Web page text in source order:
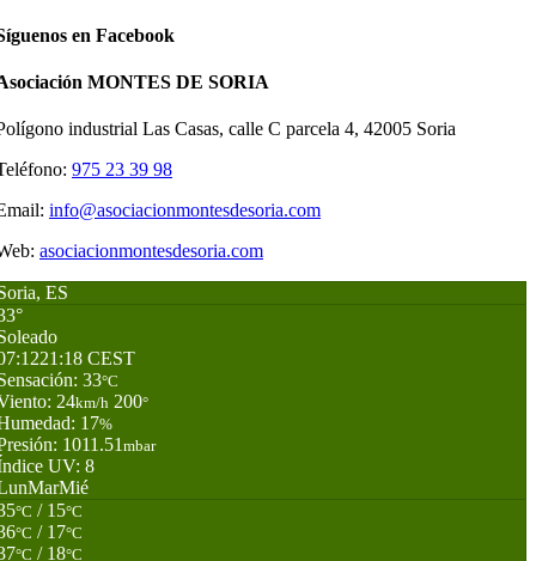
en Facebook
MONTES DE SORIA
industrial Las Casas, calle C parcela 4, 42005 Soria
975 23 39 98
info@asociacionmontesdesoria.com
asociacionmontesdesoria.com
ES
21:18 CEST
33°C
24km/h 200°
17%
1011.51 mbar
UV: 8
MarMié
°C / 15°C
°C / 17°C
°C / 18°C